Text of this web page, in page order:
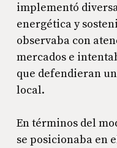
implementó
energética y
observaba con
mercados e
que defendieran
local.
En términos del
se posicionaba en